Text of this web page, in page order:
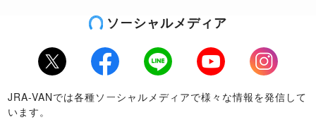
ソーシャルメディア
Twitter Facebook LINE Youtube
Instagram
JRA-VANでは各種ソーシャルメディアで様々な情報を発信して
います。